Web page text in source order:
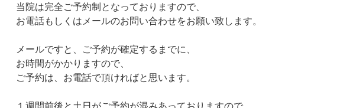
当院は完全ご予約制となっておりますので、
お電話もしくはメールのお問い合わせをお願い致します。
メールですと、ご予約が確定するまでに、
お時間がかかりますので、
ご予約は、お電話で頂ければと思います。
１週間前後と土日がご予約が混みあっておりますので、